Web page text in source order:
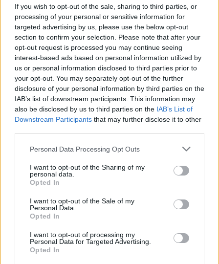
If you wish to opt-out of the sale, sharing to third parties, or
processing of your personal or sensitive information for
targeted advertising by us, please use the below opt-out
section to confirm your selection. Please note that after your
opt-out request is processed you may continue seeing
interest-based ads based on personal information utilized by
us or personal information disclosed to third parties prior to
your opt-out. You may separately opt-out of the further
disclosure of your personal information by third parties on the
IAB’s list of downstream participants. This information may
also be disclosed by us to third parties on the IAB’s List of
Downstream Participants that may further disclose it to other
Please note that this website/app uses one or more Google
not limited to your visit or usage behaviour. You may click to
grant or deny consent to Google and its third-party tags to
use your data for below specified purposes in below Google
consent section.
Personal Data Processing Opt Outs
I want to opt-out of the Sharing of my
personal data.
Opted In
I want to opt-out of the Sale of my
Personal Data.
Opted In
I want to opt-out of processing my
Personal Data for Targeted Advertising.
Opted In
FORMULA 3 / 2023. AUG. 1.
Alonso brazil neveltje lehet a
Formula 3 idei bajnoka
Ugyan Gabriel Bortoleto spái hétvégéje közel sem úgy alakult,
mint ahogyan azt eltervezte, a riválisai gyenge szereplése
miatt a Formula 3-as bajnoki cím kapujába került. A fiatal
brazil versenyzőnek mindössze egyetlen pontot kell szereznie
bajnoki elsőségét. Bortoleto – akit sok más fiatal pilóta mellett
Fernando Alonso menedzsel [&hellip;]